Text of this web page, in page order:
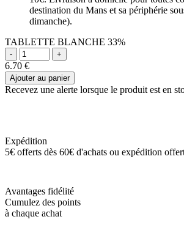
destination du Mans et sa périphérie
dimanche).
TABLETTE BLANCHE 33%
6.70 €
Ajouter au panier
Recevez une alerte lorsque le produit est en
Expédition
5€ offerts dès 60€ d'achats ou expédition
Avantages fidélité
Cumulez des points
à chaque achat